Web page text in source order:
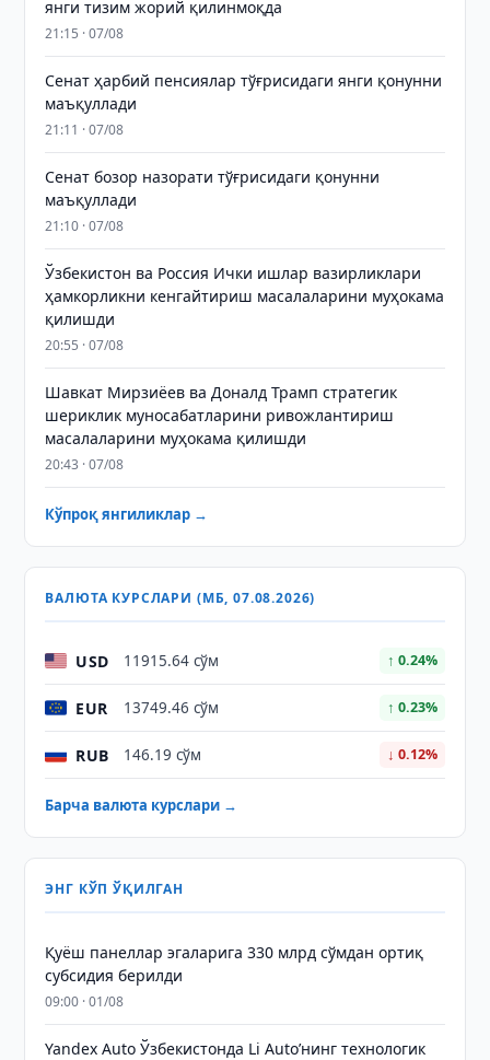
янги тизим жорий қилинмоқда
21:15 · 07/08
Сенат ҳарбий пенсиялар тўғрисидаги янги қонунни
маъқуллади
21:11 · 07/08
Сенат бозор назорати тўғрисидаги қонунни
маъқуллади
21:10 · 07/08
Ўзбекистон ва Россия Ички ишлар вазирликлари
ҳамкорликни кенгайтириш масалаларини муҳокама
қилишди
20:55 · 07/08
Шавкат Мирзиёев ва Доналд Трамп стратегик
шериклик муносабатларини ривожлантириш
масалаларини муҳокама қилишди
20:43 · 07/08
Кўпроқ янгиликлар →
ВАЛЮТА КУРСЛАРИ (МБ, 07.08.2026)
USD 11915.64 сўм ↑ 0.24%
EUR 13749.46 сўм ↑ 0.23%
RUB 146.19 сўм ↓ 0.12%
Барча валюта курслари →
ЭНГ КЎП ЎҚИЛГАН
Қуёш панеллар эгаларига 330 млрд сўмдан ортиқ
субсидия берилди
09:00 · 01/08
Yandex Auto Ўзбекистонда Li Auto’нинг технологик